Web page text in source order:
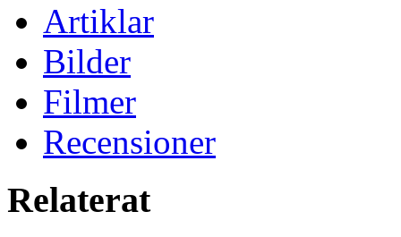
Artiklar
Bilder
Filmer
Recensioner
Relaterat